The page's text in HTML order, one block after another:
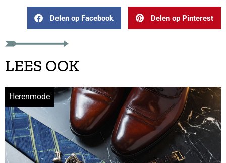
Delen op Facebook Delen op Pinterest
LEES OOK
Herenmode